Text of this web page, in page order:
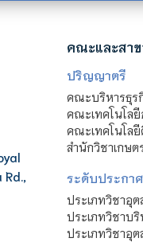
คณะและสา
ปริญญาตรี
คณะบริหารธุร
คณะเทคโนโล
คณะเทคโนโล
สำนักวิชาเกษต
ระดับประกา
ประเภทวิชาอุต
ประเภทวิชาบริ
ประเภทวิชาอุ